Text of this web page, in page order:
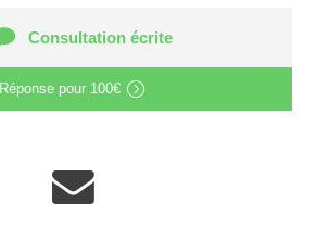
Consultation écrite
Réponse pour 100€